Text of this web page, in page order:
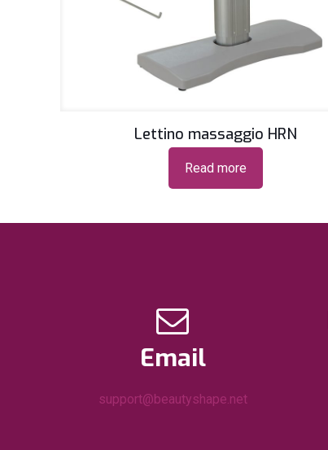
Lettino massaggio HRN
Read more
Email
support@beautyshape.net